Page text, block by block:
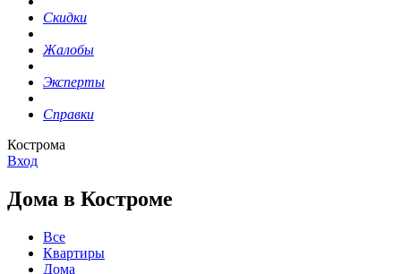
Скидки
Жалобы
Эксперты
Справки
Кострома
Вход
Дома в Костроме
Все
Квартиры
Дома